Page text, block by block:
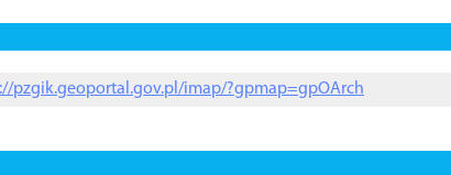
pzgik.geoportal.gov.pl/imap/?gpmap=gpOArch